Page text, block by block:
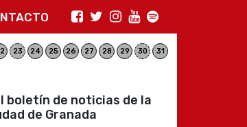
23 24 25 26 27 28 29 30 31
boletín de noticias de la
de Granada